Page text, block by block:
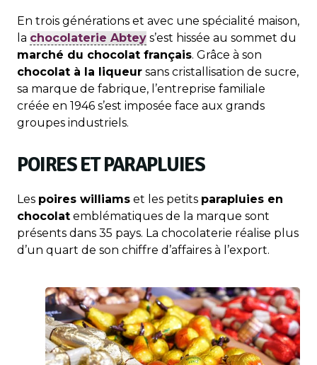
En trois générations et avec une spécialité maison,
la chocolaterie Abtey s’est hissée au sommet du
marché du chocolat français. Grâce à son
chocolat à la liqueur sans cristallisation de sucre,
sa marque de fabrique, l’entreprise familiale
créée en 1946 s’est imposée face aux grands
groupes industriels.
POIRES ET PARAPLUIES
Les poires williams et les petits parapluies en
chocolat emblématiques de la marque sont
présents dans 35 pays. La chocolaterie réalise plus
d’un quart de son chiffre d’affaires à l’export.